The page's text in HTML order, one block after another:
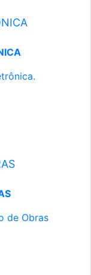
de Obras